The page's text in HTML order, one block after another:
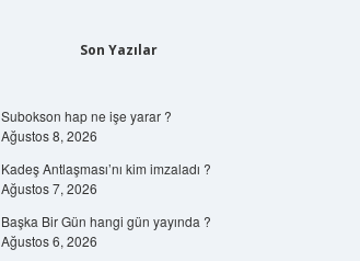
Son Yazılar
Subokson hap ne işe yarar ?
Ağustos 8, 2026
Kadeş Antlaşması’nı kim imzaladı ?
Ağustos 7, 2026
Başka Bir Gün hangi gün yayında ?
Ağustos 6, 2026